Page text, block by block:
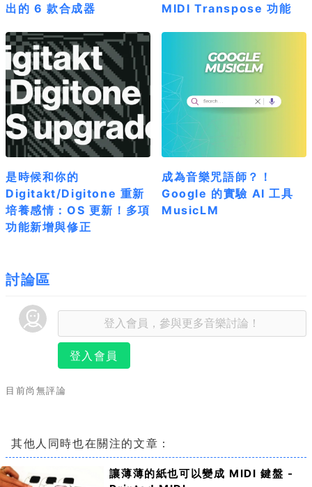
出的 6 款合成器
MIDI Transpose 功能
是時候和你的
Digitakt/Digitone 重新
培養感情：OS 更新！多項
功能新增與修正
成為音樂咒語師？！
Google 的實驗 AI 工具
MusicLM
討論區
登入會員
目前尚無評論
其他人同時也在關注的文章：
讓薄薄的紙也可以變成 MIDI 鍵盤 -